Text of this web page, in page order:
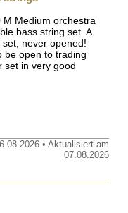
M Medium orchestra
bass string set. A
set, never opened!
be open to trading
set in very good
• Aktualisiert am
07.08.2026